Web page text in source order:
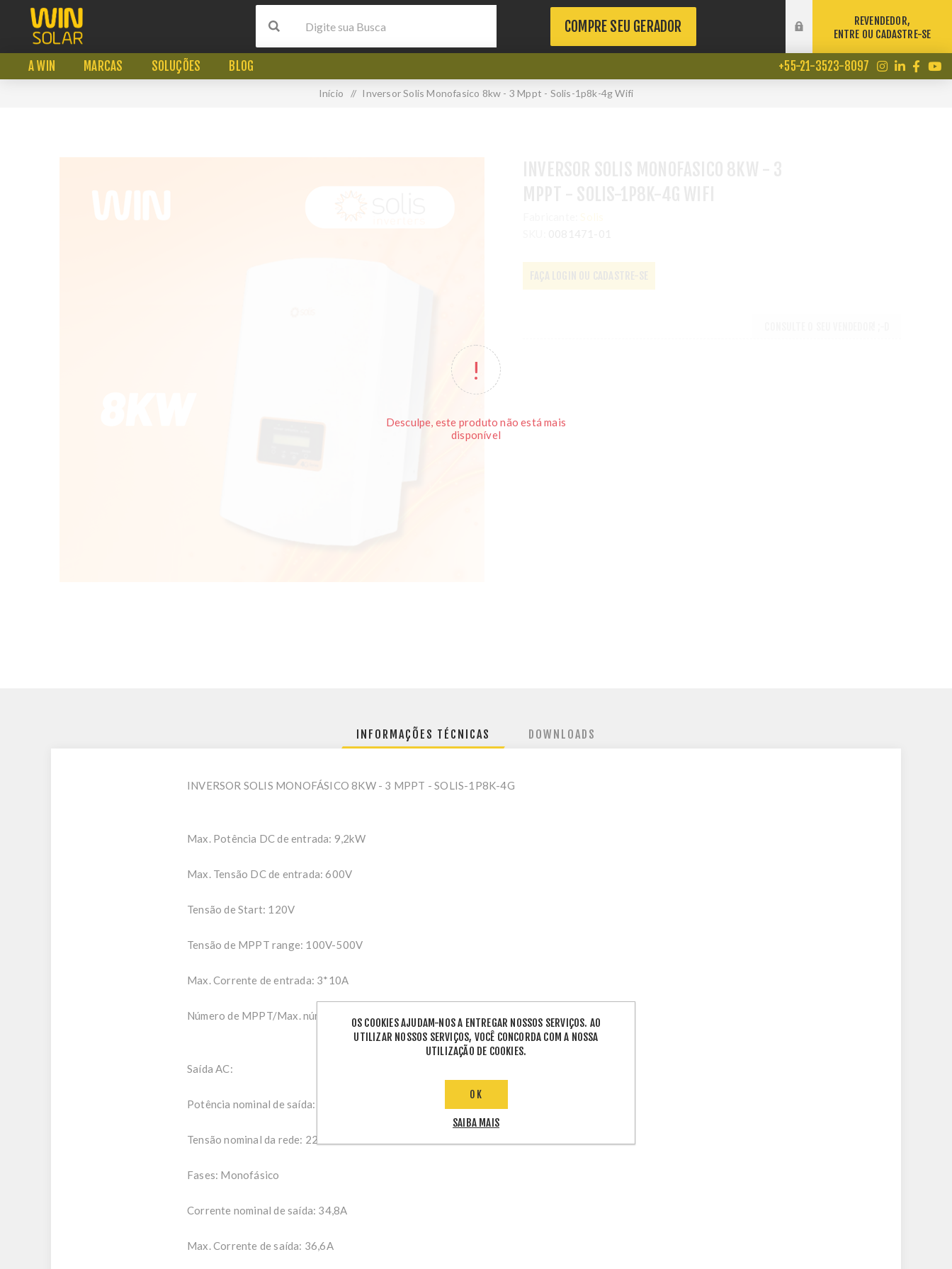
COMPRE SEU GERADOR
REVENDEDOR,
ENTRE OU CADASTRE-SE
A WIN MARCAS SOLUÇÕES BLOG +55-21-3523-8097
Início / Inversor Solis Monofasico 8kw - 3 Mppt - Solis-1p8k-4g Wifi
Desculpe, este produto não está mais
disponível
INFORMAÇÕES TÉCNICAS DOWNLOADS
INVERSOR SOLIS MONOFÁSICO 8KW - 3 MPPT - SOLIS-1P8K-4G
Max. Potência DC de entrada: 9,2kW
Max. Tensão DC de entrada: 600V
Tensão de Start: 120V
Tensão de MPPT range: 100V-500V
Max. Corrente de entrada: 3*10A
Número de MPPT/Max. número de string por entrada MPPT: 3/1
Saída AC:
Potência nominal de saída: 8kW
Tensão nominal da rede: 220V
Fases: Monofásico
Corrente nominal de saída: 34,8A
Max. Corrente de saída: 36,6A
OS COOKIES AJUDAM-NOS A ENTREGAR NOSSOS SERVIÇOS. AO
UTILIZAR NOSSOS SERVIÇOS, VOCÊ CONCORDA COM A NOSSA
UTILIZAÇÃO DE COOKIES.
OK
SAIBA MAIS